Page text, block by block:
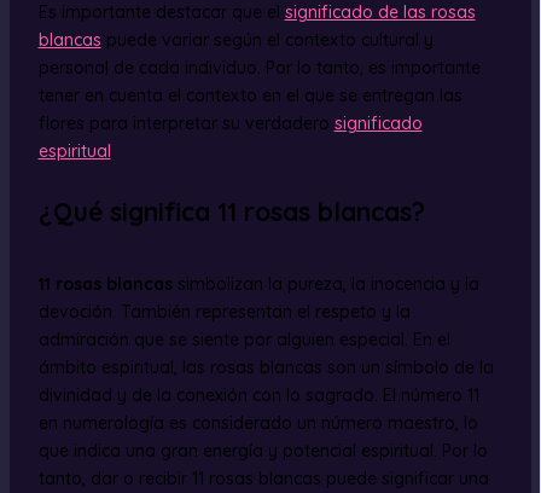
Es importante destacar que el significado de las rosas
blancas puede variar según el contexto cultural y
personal de cada individuo. Por lo tanto, es importante
tener en cuenta el contexto en el que se entregan las
flores para interpretar su verdadero significado
espiritual.
¿Qué significa 11 rosas blancas?
11 rosas blancassimbolizan la pureza, la inocencia y la
devoción. También representan el respeto y la
admiración que se siente por alguien especial. En el
ámbito espiritual, las rosas blancas son un símbolo de la
divinidad y de la conexión con lo sagrado. El número 11
en numerología es considerado un número maestro, lo
que indica una gran energía y potencial espiritual. Por lo
tanto, dar o recibir 11 rosas blancas puede significar una